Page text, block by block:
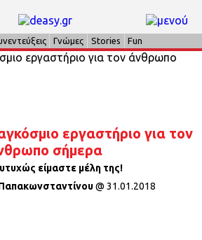
Γνώμες Stories Fun
εργαστήριο για τον
σήμερα
είμαστε μέλη της!
@ 31.01.2018